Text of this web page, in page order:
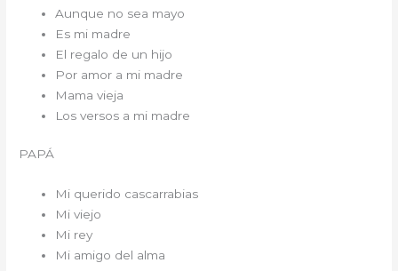
Aunque no sea mayo
Es mi madre
El regalo de un hijo
Por amor a mi madre
Mama vieja
Los versos a mi madre
PAPÁ
Mi querido cascarrabias
Mi viejo
Mi rey
Mi amigo del alma